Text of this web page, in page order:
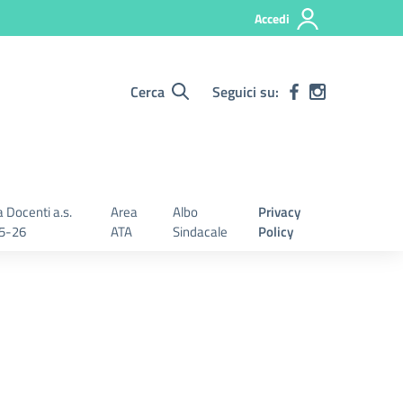
Accedi
Cerca Seguici su:
Docenti a.s.
26
Area
ATA
Albo
Sindacale
Privacy
Policy